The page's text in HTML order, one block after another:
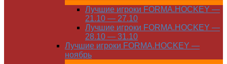
Лучшие игроки FORMA.HOCKEY —
21.10 — 27.10
Лучшие игроки FORMA.HOCKEY —
28.10 — 31.10
Лучшие игроки FORMA.HOCKEY —
ноябрь